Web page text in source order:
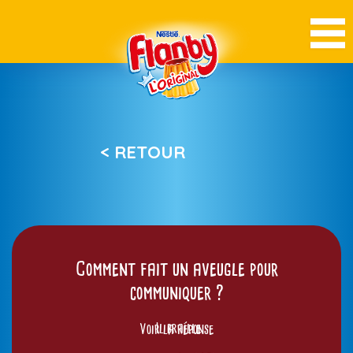
< RETOUR
Comment fait un aveugle pour
communiquer ?
Voir la réponse
Il braille